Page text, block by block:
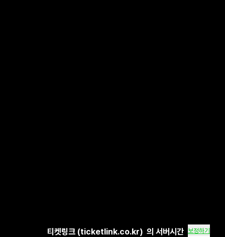
티켓링크 (ticketlink.co.kr) 의 서버시간 보정하기